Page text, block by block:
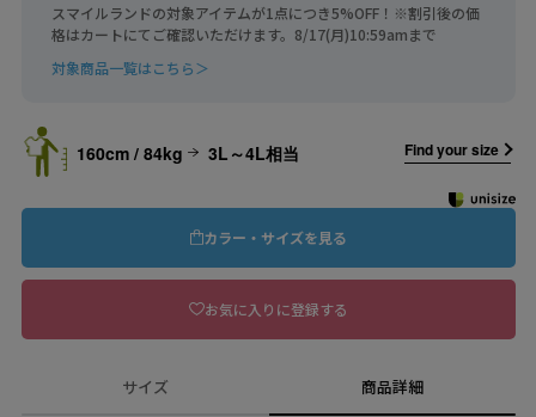
スマイルランドの対象アイテムが1点につき5%OFF！※割引後の価
格はカートにてご確認いただけます。8/17(月)10:59amまで
対象商品一覧はこちら＞
160cm / 84kg 3L～4L相当 Find your size
カラー・サイズを見る
お気に入りに登録する
サイズ 商品詳細